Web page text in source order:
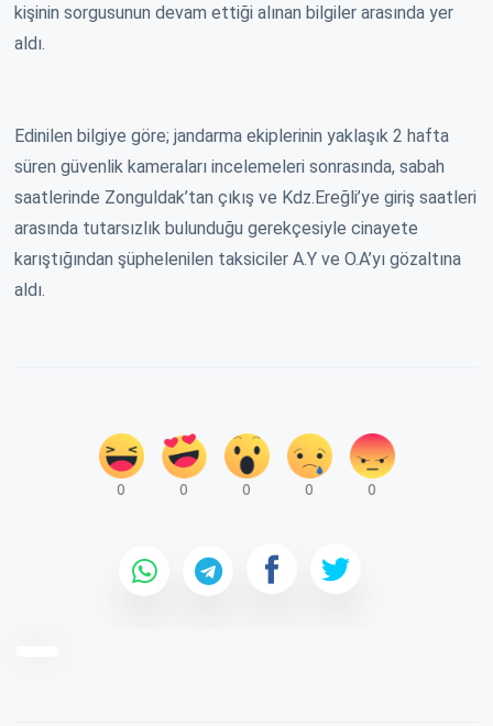
kişinin sorgusunun devam ettiği alınan bilgiler arasında yer
aldı.
Edinilen bilgiye göre; jandarma ekiplerinin yaklaşık 2 hafta
süren güvenlik kameraları incelemeleri sonrasında, sabah
saatlerinde Zonguldak’tan çıkış ve Kdz.Ereğli’ye giriş saatleri
arasında tutarsızlık bulunduğu gerekçesiyle cinayete
karıştığından şüphelenilen taksiciler A.Y ve O.A’yı gözaltına
aldı.
0 0 0 0 0